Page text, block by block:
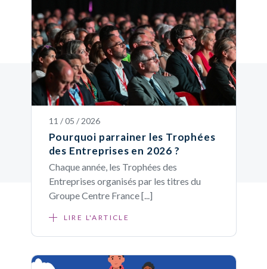
11 / 05 / 2026
Pourquoi parrainer les Trophées
des Entreprises en 2026 ?
Chaque année, les Trophées des
Entreprises organisés par les titres du
Groupe Centre France [...]
LIRE L'ARTICLE